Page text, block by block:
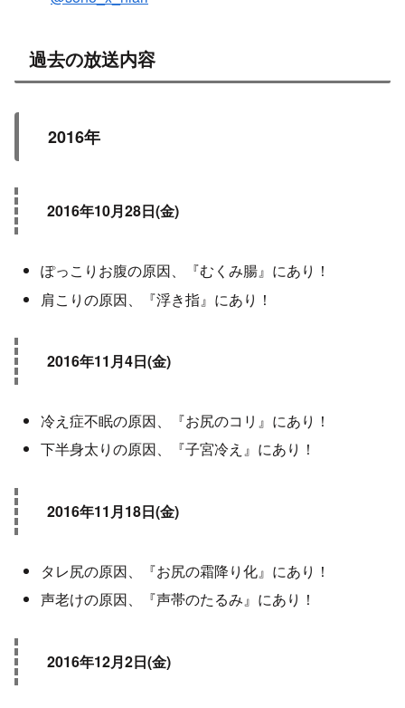
過去の放送内容
2016年
2016年10月28日(金)
ぽっこりお腹の原因、『むくみ腸』にあり！
肩こりの原因、『浮き指』にあり！
2016年11月4日(金)
冷え症不眠の原因、『お尻のコリ』にあり！
下半身太りの原因、『子宮冷え』にあり！
2016年11月18日(金)
タレ尻の原因、『お尻の霜降り化』にあり！
声老けの原因、『声帯のたるみ』にあり！
2016年12月2日(金)